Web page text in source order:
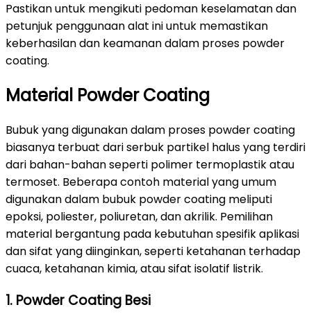
Pastikan untuk mengikuti pedoman keselamatan dan
petunjuk penggunaan alat ini untuk memastikan
keberhasilan dan keamanan dalam proses powder
coating.
Material Powder Coating
Bubuk yang digunakan dalam proses powder coating
biasanya terbuat dari serbuk partikel halus yang terdiri
dari bahan-bahan seperti polimer termoplastik atau
termoset. Beberapa contoh material yang umum
digunakan dalam bubuk powder coating meliputi
epoksi, poliester, poliuretan, dan akrilik. Pemilihan
material bergantung pada kebutuhan spesifik aplikasi
dan sifat yang diinginkan, seperti ketahanan terhadap
cuaca, ketahanan kimia, atau sifat isolatif listrik.
1. Powder Coating Besi